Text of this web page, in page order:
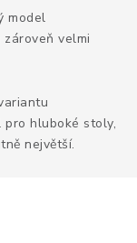
model
velmi
pro hluboké stoly,
největší.